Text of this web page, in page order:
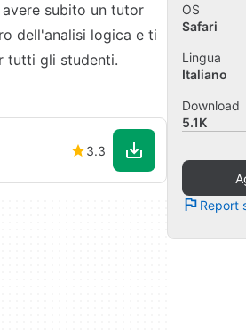
subito un tutor
dell'analisi logica e ti
tutti gli studenti.
3.3
OS
Safari
Lingua
Italiano
Download
5.1K
Report